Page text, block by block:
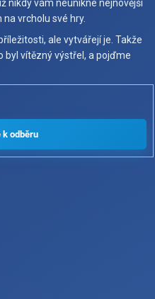
nikdy vám neunikne nejnovější
vrcholu své hry.
ale vytvářejí je. Takže
byl vítězný výstřel, a pojďme